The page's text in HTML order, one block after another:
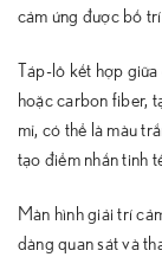
cảm ứng được bố
Táp-lô kết hợp
hoặc carbon fiber,
mỉ, có thể là màu
tạo điểm nhấn tinh
Màn hình giải trí
dàng quan sát và